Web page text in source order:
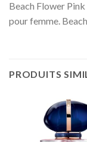
Beach Flower
pour femme.
PRODUITS